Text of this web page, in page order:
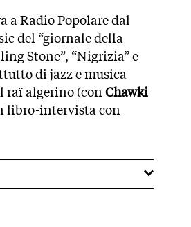
a Radio Popolare dal
del “giornale della
Stone”, “Nigrizia” e
di jazz e musica
raï algerino (conChawki
libro-intervista con